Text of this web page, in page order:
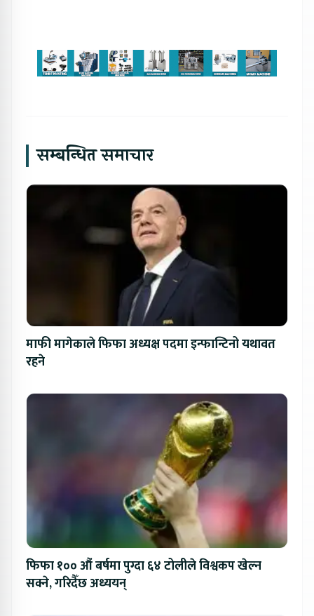
सम्बन्धित समाचार
माफी मागेकाले फिफा अध्यक्ष पदमा इन्फान्टिनो यथावत
रहने
फिफा १०० औं बर्षमा पुग्दा ६४ टोलीले विश्वकप खेल्न
सक्ने, गरिदैँछ अध्ययन्